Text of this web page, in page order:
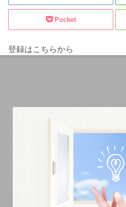
Pocket
登録はこちらから